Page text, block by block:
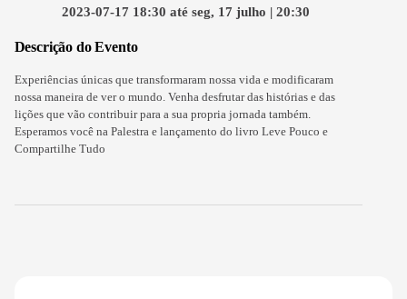
2023-07-17 18:30 até seg, 17 julho | 20:30
Descrição do Evento
Experiências únicas que transformaram nossa vida e modificaram
nossa maneira de ver o mundo. Venha desfrutar das histórias e das
lições que vão contribuir para a sua propria jornada também.
Esperamos você na Palestra e lançamento do livro Leve Pouco e
Compartilhe Tudo